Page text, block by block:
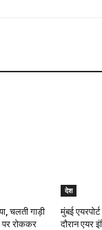
चलती गाड़ी
रोककर
देश
मुंबई
दौरान एयर